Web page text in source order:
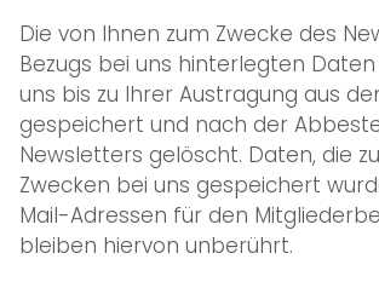
Die von Ihnen zum Zwecke des
Bezugs bei uns hinterlegten
uns bis zu Ihrer Austragung aus
gespeichert und nach der
Newsletters gelöscht. Daten, die
Zwecken bei uns gespeichert
Mail-Adressen für den
bleiben hiervon unberührt.